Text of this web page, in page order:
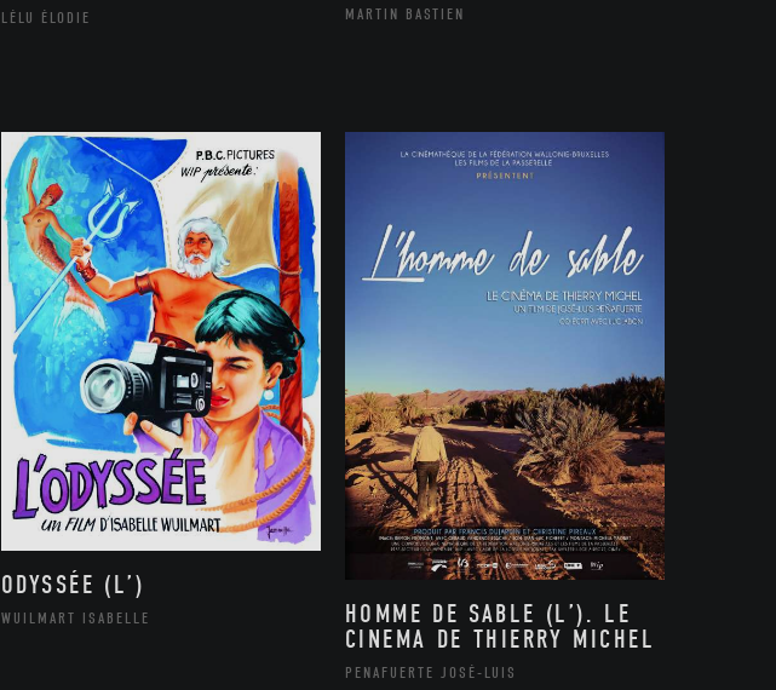
LÉLU ÉLODIE MARTIN BASTIEN
ODYSSÉE (L’)
WUILMART ISABELLE
HOMME DE SABLE (L’). LE
CINEMA DE THIERRY MICHEL
PENAFUERTE JOSÉ-LUIS